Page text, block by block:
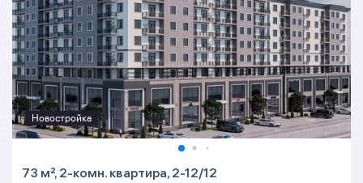
Новостройка
73 м², 2-комн. квартира, 2-12/12